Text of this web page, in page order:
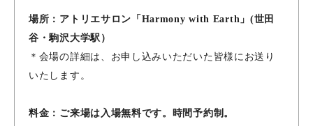
場所：アトリエサロン「Harmony with Earth」(世田
谷・駒沢大学駅）
＊会場の詳細は、お申し込みいただいた皆様にお送り
いたします。
料金：ご来場は入場無料です。時間予約制。